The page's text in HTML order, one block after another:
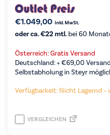
€1.049,00 inkl. MwSt.
oder ca. €22 mtl. bei 60
Österreich: Gratis Versand
Deutschland: +€69,00
Selbstabholung in Steyr
Verfügbarkeit: Nicht Lagernd
VERGLEICHEN